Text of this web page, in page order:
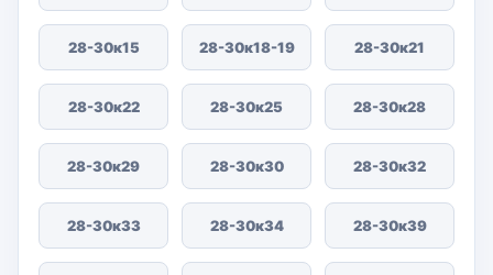
28-30к15 28-30к18-19 28-30к21
28-30к22 28-30к25 28-30к28
28-30к29 28-30к30 28-30к32
28-30к33 28-30к34 28-30к39